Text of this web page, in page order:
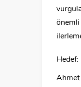
Hedef:
Ahmet